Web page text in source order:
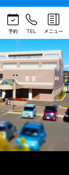
予約 TEL メニュー